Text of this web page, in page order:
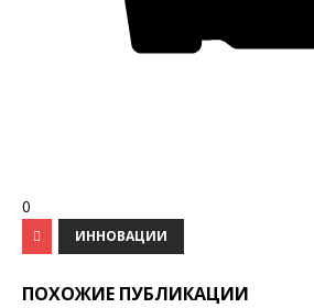
0
ИННОВАЦИИ
ПОХОЖИЕ ПУБЛИКАЦИИ